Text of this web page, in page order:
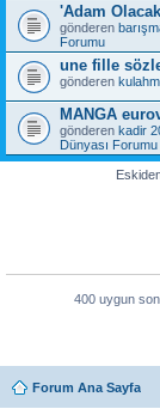
'Adam
gönderen
Forumu
une fille
gönderen
MANGA
gönderen kadir
Dünyası Forumu
400 uygun
Forum Ana Sayfa